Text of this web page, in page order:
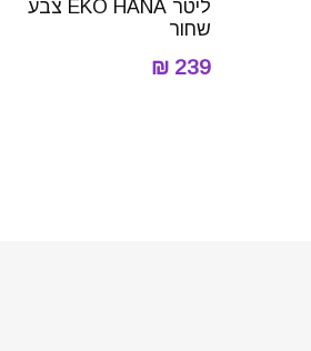
ליטר EKO HANA צבע
שחור
239 ₪